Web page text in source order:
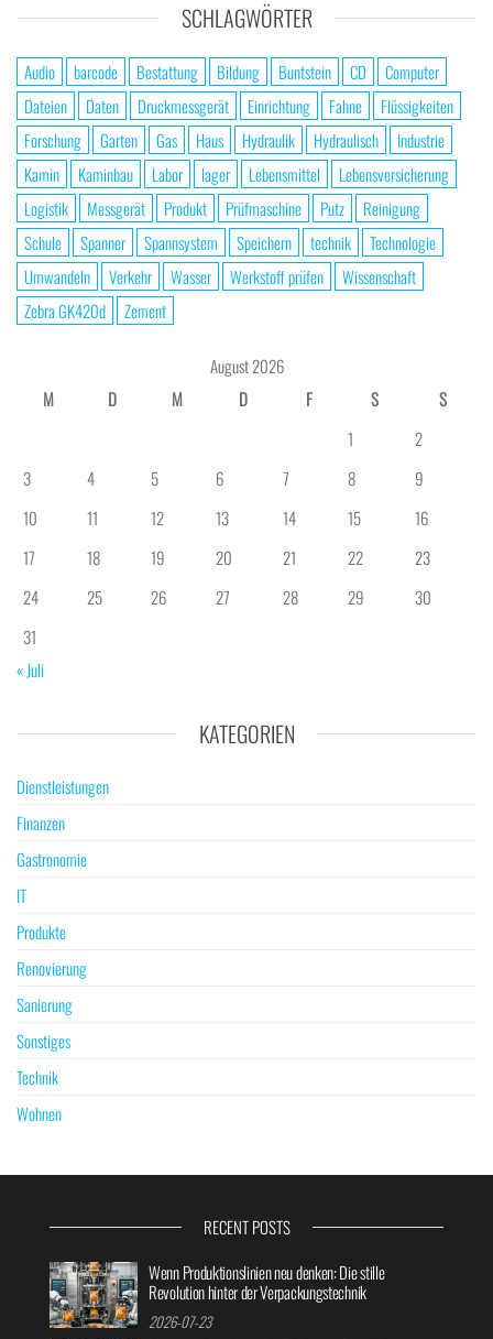
SCHLAGWÖRTER
Audio barcode Bestattung Bildung Buntstein CD
Computer
Dateien
Daten Druckmessgerät Einrichtung Fahne
Flüssigkeiten
Forschung
Garten Gas Haus Hydraulik Hydraulisch
Industrie
Kamin
Kaminbau Labor lager Lebensmittel
Lebensversicherung
Logistik
Messgerät Produkt Prüfmaschine Putz
Reinigung
Schule
Spanner Spannsystem Speichern technik
Technologie
Umwandeln
Verkehr Wasser Werkstoff prüfen
Wissenschaft
Zebra GK420d
Zement
August 2026
M
D M D F S
S
1
2
3
4 5 6 7 8
9
10
11 12 13 14 15
16
17
18 19 20 21 22
23
24
25 26 27 28 29
30
31
« Juli
KATEGORIEN
Dienstleistungen
Finanzen
Gastronomie
IT
Produkte
Renovierung
Sanierung
Sonstiges
Technik
Wohnen
RECENT POSTS
Wenn Produktionslinien neu denken: Die stille
Revolution hinter der Verpackungstechnik
2026-07-23